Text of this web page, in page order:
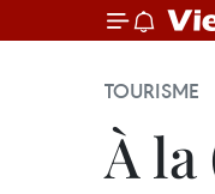
TOURISME
À